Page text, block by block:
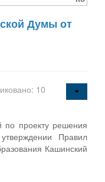
Думы от
10
по проекту решения
Правил
Кашинский